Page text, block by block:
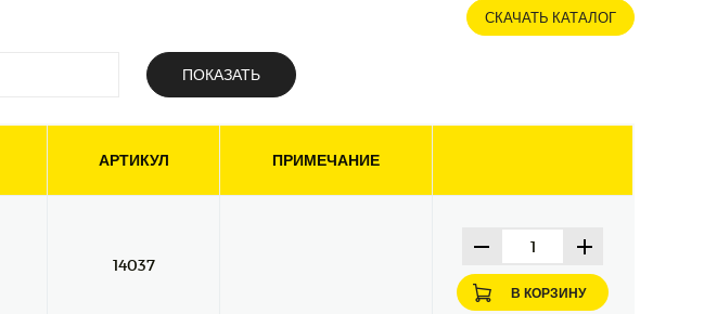
СКАЧАТЬ КАТАЛОГ
ПОКАЗАТЬ
АРТИКУЛ ПРИМЕЧАНИЕ
14037
В КОРЗИНУ